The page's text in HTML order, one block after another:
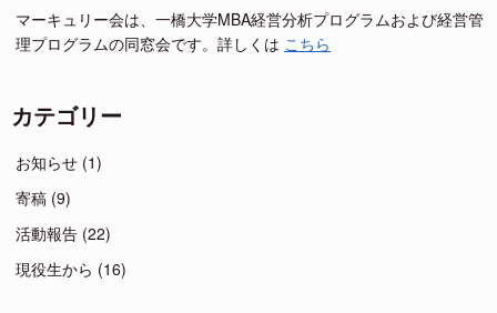
ー
テ
マーキュリー会は、一橋大学MBA経営分析プログラムおよび経営管
理プログラムの同窓会です。詳しくは こちら
カテゴリー
お知らせ (1)
寄稿 (9)
活動報告 (22)
現役生から (16)